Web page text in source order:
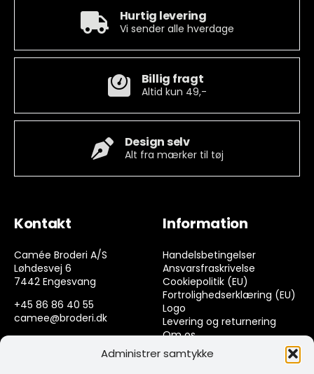
Administrer samtykke
Hurtig levering
Vi sender alle hverdage
Billig fragt
Altid kun 49,-
Design selv
Alt fra mærker til tøj
Kontakt
Camée Broderi A/S
Løhdesvej 6
7442 Engesvang
+45 86 86 40 55
camee@broderi.dk
Information
Handelsbetingelser
Ansvarsfraskrivelse
Cookiepolitik (EU)
Fortrolighedserklæring (EU)
Logo
Levering og returnering
Om os
Kontakt